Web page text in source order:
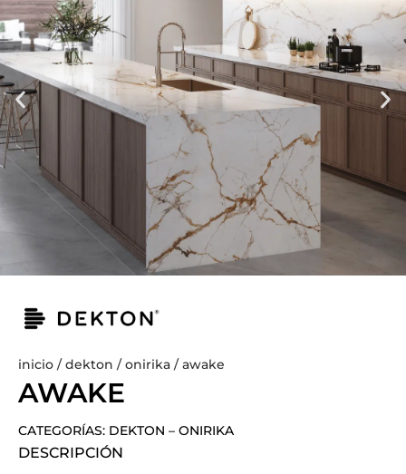
inicio /dekton /onirika / awake
AWAKE
CATEGORÍAS: DEKTON – ONIRIKA
DESCRIPCIÓN